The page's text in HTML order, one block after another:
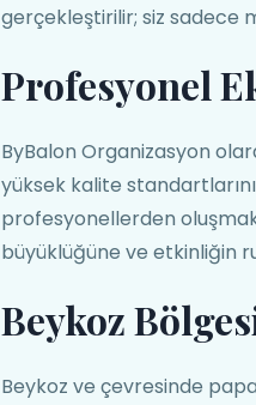
gerçekleştirilir; siz sadece
Profesyonel
ByBalon Organizasyon
yüksek kalite
profesyonellerden
büyüklüğüne ve etkinliğin
Beykoz
Beykoz ve çevresinde